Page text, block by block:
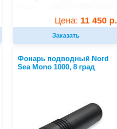
Цена: 11 450 р.
Заказать
Фонарь подводный Nord
Sea Mono 1000, 8 град